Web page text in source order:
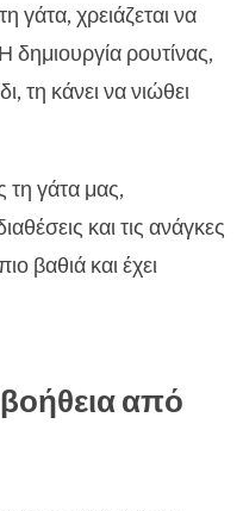
γάτα, χρειάζεται να
δημιουργία ρουτίνας,
τη κάνει να νιώθει
γάτα μας,
και τις ανάγκες
βαθιά και έχει
από